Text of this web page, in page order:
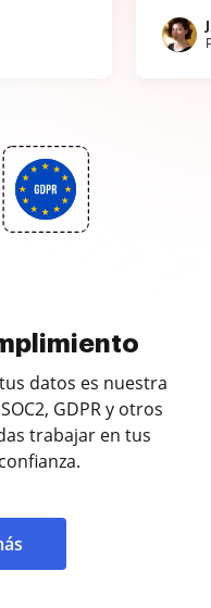
datos es nuestra
GDPR y otros
trabajar en tus